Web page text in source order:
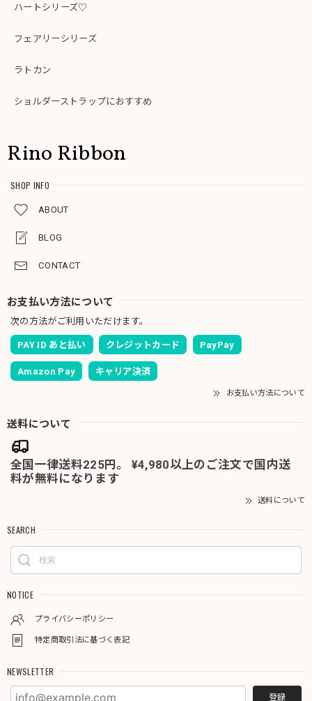
ハートシリーズ♡
フェアリーシリーズ
ラトカン
ショルダーストラップにおすすめ
Rino Ribbon
SHOP INFO
ABOUT
BLOG
CONTACT
お支払い方法について
次の方法がご利用いただけます。
PAY ID あと払い クレジットカード PayPay
Amazon Pay キャリア決済
お支払い方法について
送料について
全国一律送料225円。 ¥4,980以上のご注文で国内送
料が無料になります
送料について
SEARCH
NOTICE
プライバシーポリシー
特定商取引法に基づく表記
NEWSLETTER
登録